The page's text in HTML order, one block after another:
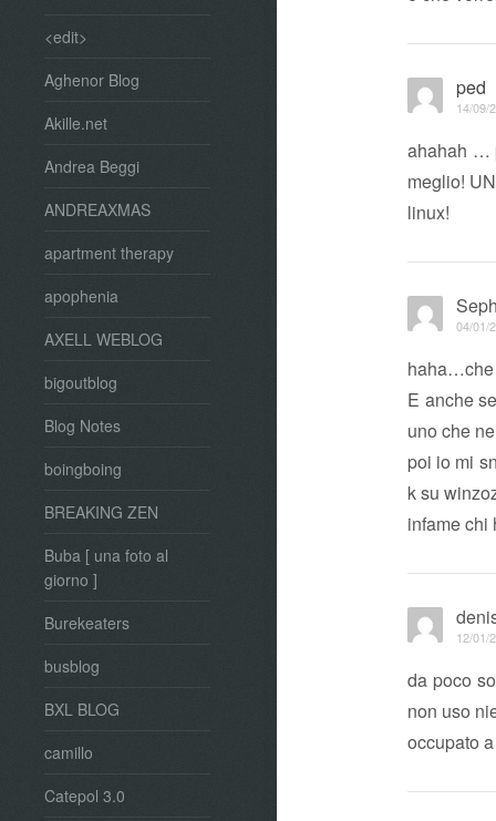
<edit>
Aghenor Blog
Akille.net
Andrea Beggi
ANDREAXMAS
apartment therapy
apophenia
AXELL WEBLOG
bigoutblog
Blog Notes
boingboing
BREAKING ZEN
Buba [ una foto al
giorno ]
Burekeaters
busblog
BXL BLOG
camillo
Catepol 3.0
ped
14/09/
ahahah …
meglio!
linux!
04/01/
haha…che
E anche
uno che
poi io mi
k su
infame chi
12/01/
da poco
non uso
occupato